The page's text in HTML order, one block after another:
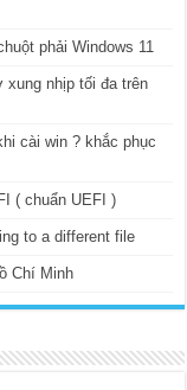
phải Windows 11
xung nhịp tối đa trên
cài win ? khắc phục
( chuẩn UEFI )
to a different file
Chí Minh